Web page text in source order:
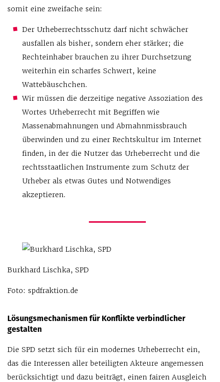
somit eine zweifache sein:
Der Urheberrechtsschutz darf nicht schwächer
ausfallen als bisher, sondern eher stärker; die
Rechteinhaber brauchen zu ihrer Durchsetzung
weiterhin ein scharfes Schwert, keine
Wattebäuschchen.
Wir müssen die derzeitige negative Assoziation des
Wortes Urheberrecht mit Begriffen wie
Massenabmahnungen und Abmahnmissbrauch
überwinden und zu einer Rechtskultur im Internet
finden, in der die Nutzer das Urheberrecht und die
rechtsstaatlichen Instrumente zum Schutz der
Urheber als etwas Gutes und Notwendiges
akzeptieren.
Burkhard Lischka, SPD
Foto: spdfraktion.de
Lösungsmechanismen für Konflikte verbindlicher
gestalten
Die SPD setzt sich für ein modernes Urheberrecht ein,
das die Interessen aller beteiligten Akteure angemessen
berücksichtigt und dazu beiträgt, einen fairen Ausgleich